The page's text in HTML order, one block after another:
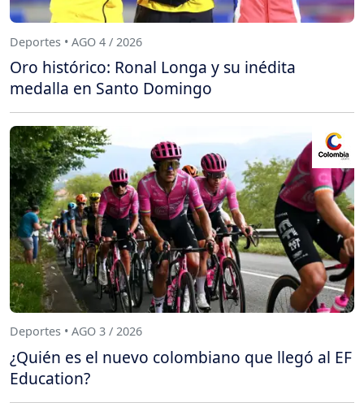
Deportes • AGO 4 / 2026
Oro histórico: Ronal Longa y su inédita
medalla en Santo Domingo
Deportes • AGO 3 / 2026
¿Quién es el nuevo colombiano que llegó al EF
Education?